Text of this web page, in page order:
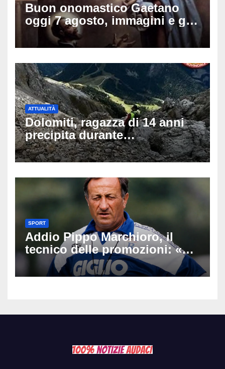
Buon onomastico Gaetano
oggi 7 agosto, immagini e gif
di auguri da condividere sui
social
ATTUALITÀ
Dolomiti, ragazza di 14 anni
precipita durante
un’escursione: tragedia sul
Latemar davanti alla famiglia
SPORT
Addio Pippo Marchioro, il
tecnico delle promozioni: «Ha
scritto pagine indimenticabili
del nostro calcio»